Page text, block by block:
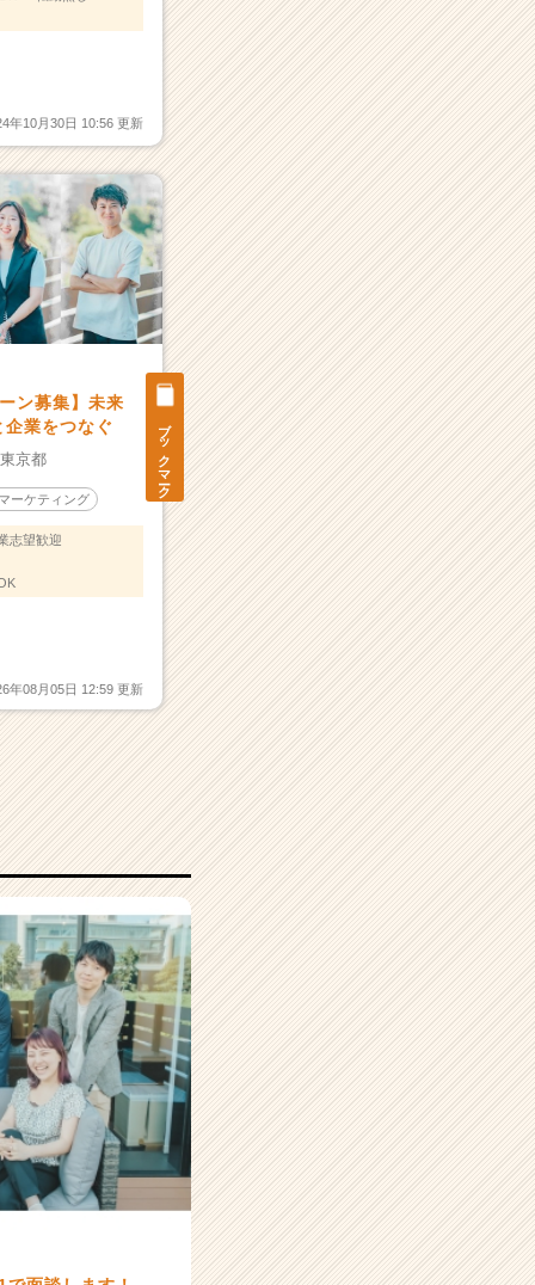
年10月30日 10:56 更新
ブックマーク
ン募集】未来
業をつなぐ
東京都
ーケティング
志望歓迎
年08月05日 12:59 更新